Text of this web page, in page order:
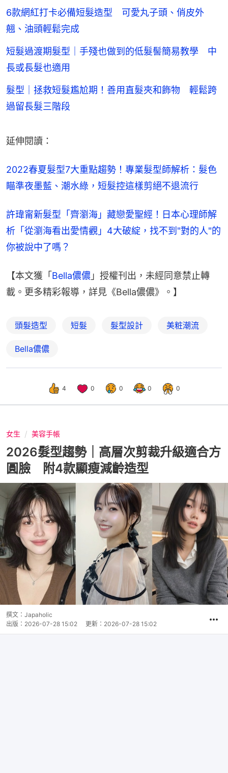
6款網紅打卡必備短髮造型 可愛丸子頭、俏皮外
翹、油頭輕鬆完成
短髮過渡期髮型｜手殘也做到的低髮髻簡易教學 中
長或長髮也適用
髮型｜拯救短髮尷尬期！善用直髮夾和飾物 輕鬆跨
過留長髮三階段
延伸閱讀：
2022春夏髮型7大重點趨勢！專業髮型師解析：髮色
瞄準夜墨藍、潮水綠，短髮控這樣剪絕不退流行
許瑋甯新髮型「齊瀏海」藏戀愛聖經！日本心理師解
析「從瀏海看出愛情觀」4大破綻，找不到"對的人"的
你被說中了嗎？
【本文獲「 Bella儂儂 」授權刊出，未經同意禁止轉
載。更多精彩報導，詳見《Bella儂儂》。】
頭髮造型 短髮 髮型設計 美粧潮流
Bella儂儂
4 0 0 0 0
女生 美容手帳
2026髮型趨勢｜高層次剪裁升級適合方
圓臉 附4款顯瘦減齡造型
撰文： Japaholic
出版： 2026-07-28 15:02 更新： 2026-07-28 15:02